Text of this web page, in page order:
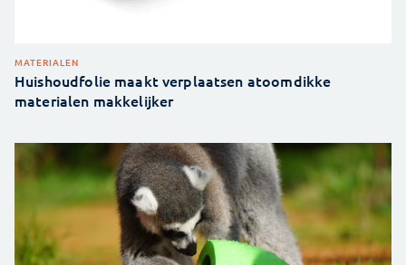
MATERIALEN
Huishoudfolie maakt verplaatsen atoomdikke
materialen makkelijker